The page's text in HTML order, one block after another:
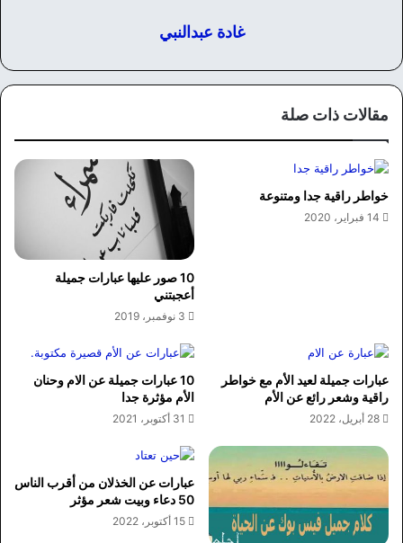
غادة عبدالنبي
مقالات ذات صلة
خواطر راقية جدا ومتنوعة
14 فبراير، 2020
10 صور عليها عبارات جميلة
أعجبتني
3 نوفمبر، 2019
عبارات جميلة لعيد الأم مع خواطر
راقية وشعر رائع عن الأم
28 أبريل، 2022
10 عبارات جميلة عن الام وحنان
الأم مؤثرة جدا
31 أكتوبر، 2021
عبارات عن الخذلان من أقرب الناس
50 دعاء وبيت شعر مؤثر
15 أكتوبر، 2022